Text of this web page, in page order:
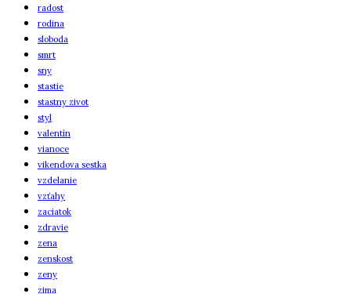
radost
rodina
sloboda
smrt
sny
stastie
stastny zivot
styl
valentín
vianoce
vikendova sestka
vzdelanie
vzťahy
zaciatok
zdravie
zena
zenskost
zeny
zima